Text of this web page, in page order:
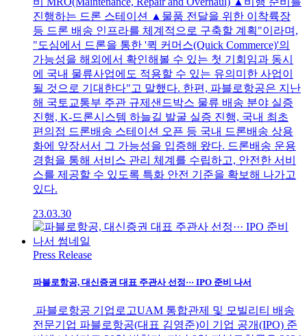
진행하는 드론 스테이션 ▲물품 전달을 위한 이착륙장
등 드론 배송 인프라를 체계적으로 구축할 계획"이라며,
"도심에서 드론을 통한 '퀵 커머스(Quick Commerce)'의
가능성을 해외에서 확인해볼 수 있는 첫 기회임과 동시
에 국내 물류사업에도 적용할 수 있는 유의미한 사업이
될 것으로 기대한다"고 말했다. 한편, 파블로항공은 지난
해 국토교통부 주관 규제샌드박스 물류 배송 분야 실증
진행, K-드론시스템 하늘길 발굴 실증 진행, 국내 최초
편의점 드론배송 스테이션 오픈 등 국내 드론배송 상용
화에 앞장서서 그 가능성을 입증해 왔다. 드론배송 운용
경험을 통해 서비스 관리 체계를 수립하고, 안전한 서비
스를 제공할 수 있도록 특화 안전 기준을 확보해 나가고
있다.
23.03.30
Press Release
파블로항공, 대신증권 대표 주관사 선정··· IPO 준비 나서
파블로항공 기업로고UAM 통합관제 및 모빌리티 배송
전문기업 파블로항공(대표 김영준)이 기업 공개(IPO) 준